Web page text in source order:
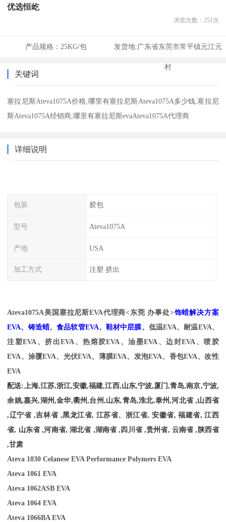
优选恒屹
浏览次数： 251次
产品规格： 25KG/包 发货地:广东省东莞市常平镇元江元
村
关键词
塞拉尼斯Ateva1075A价格,哪里有塞拉尼斯Ateva1075A多少钱,塞拉尼
斯Ateva1075A经销商,哪里有塞拉尼斯evaAteva1075A代理商
详细说明
包装 胶包
型号 Ateva1075A
产地 USA
加工方式 注塑 挤出
Ateva1075A美国塞拉尼斯EVA代理商<东莞 办事处>饰蜡解决方案
EVA、铸造蜡、食品软管EVA、鞋材中层膜、 低温EVA、耐温EVA、
注塑EVA、挤出EVA、热熔胶EVA、油墨EVA、边封EVA、喷胶
EVA、涂覆EVA、光伏EVA、薄膜EVA、发泡EVA、香包EVA、改性
EVA
配送: 上海,江苏,浙江,安徽,福建,江西,山东,宁波,厦门,青岛,南京,宁波,
余姚,嘉兴,湖州,金华,衢州,台州,山东,青岛,淮北,泰州,河北省 ,山西省
,辽宁省 ,吉林省 ,黑龙江省, 江苏省、浙江省, 安徽省, 福建省, 江西
省, 山东省 ,河南省, 湖北省 ,湖南省 , 四川省 ,贵州省, 云南省 , 陕西省
,甘肃
Ateva 1030 Celanese EVA Performance Polymers EVA
Ateva 1061 EVA
Ateva 1062ASB EVA
Ateva 1064 EVA
Ateva 1066BA EVA